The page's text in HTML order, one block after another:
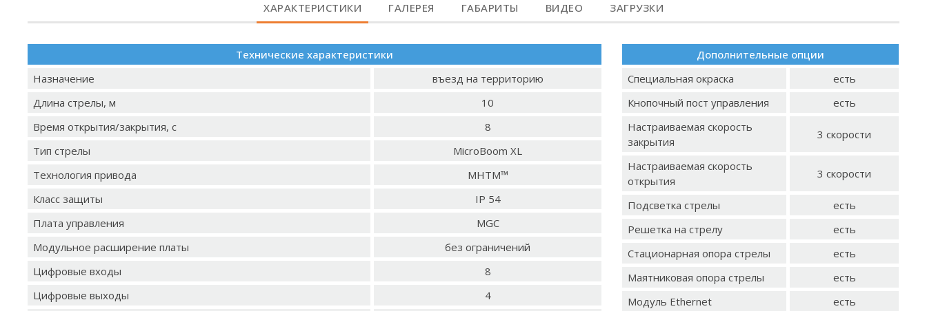
ХАРАКТЕРИСТИКИ ГАЛЕРЕЯ ГАБАРИТЫ ВИДЕО ЗАГРУЗКИ
Технические характеристики
Назначение
въезд на территорию
Длина стрелы, м
10
Время открытия/закрытия, с
8
Тип стрелы
MicroBoom XL
Технология привода
MHTM™
Класс защиты
IP 54
Плата управления
MGC
Модульное расширение платы
без ограничений
Цифровые входы
8
Цифровые выходы
4
Дополнительные опции
Специальная окраска
есть
Кнопочный пост управления
есть
Настраиваемая скорость
закрытия
3 скорости
Настраиваемая скорость
открытия
3 скорости
Подсветка стрелы
есть
Решетка на стрелу
есть
Стационарная опора стрелы
есть
Маятниковая опора стрелы
есть
Модуль Ethernet
есть